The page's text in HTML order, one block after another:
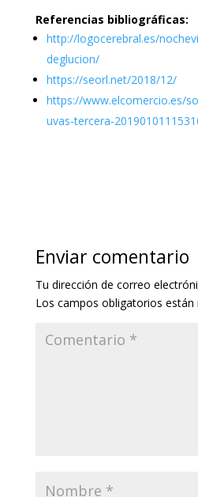
Referencias bibliográficas:
http://logocerebral.es/
deglucion/
https://seorl.net/2018/12/
https://www.elcomercio.es/
uvas-tercera-
Enviar comentario
Tu dirección de correo
Los campos obligatorios están